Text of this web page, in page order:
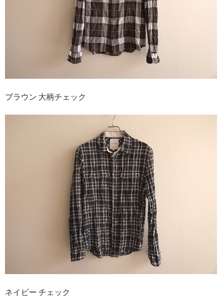
ブラウン 大柄チェック
ネイビー チェック